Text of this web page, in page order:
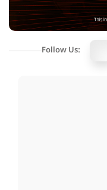
Follow Us: